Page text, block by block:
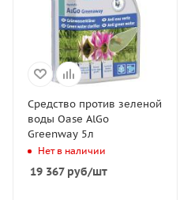
Средство против зеленой
воды Oase AlGo
Greenway 5л
Нет в наличии
19 367руб/шт